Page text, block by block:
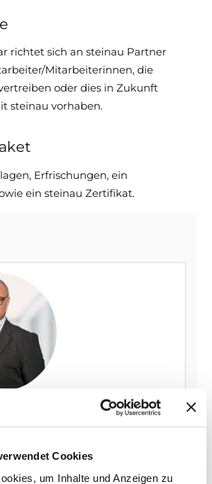
Cookies
um Inhalte und Anzeigen zu
richtet sich an steinau Partner
Mitarbeiterinnen, die
oder dies in Zukunft
steinau vorhaben.
Erfrischungen, ein
ein steinau Zertifikat.